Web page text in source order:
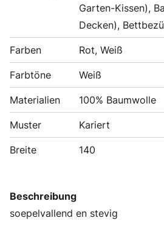
Garten-Kissen),
Decken),
Farben Rot, Weiß
Farbtöne Weiß
Materialien 100% Baumwolle
Muster Kariert
Breite 140
Beschreibung
soepelvallend en stevig